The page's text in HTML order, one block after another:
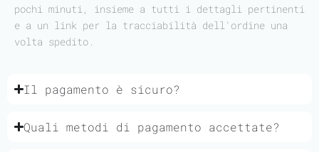
pochi minuti, insieme a tutti i dettagli pertinenti
e a un link per la tracciabilità dell'ordine una
volta spedito.
Il pagamento è sicuro?
Quali metodi di pagamento accettate?